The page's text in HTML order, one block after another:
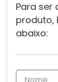
Para ser
produto,
abaixo: